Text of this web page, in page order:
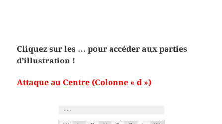
Cliquez sur les … pour accéder aux parties
d’illustration !
Attaque au Centre (Colonne « d »)